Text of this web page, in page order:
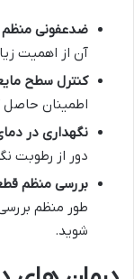
ضدعفونی منظم
آن از اهمیت
کنترل سطح
اطمینان حاصل
نگهداری در
دور از رطوبت
بررسی منظم
طور منظم
شوید.